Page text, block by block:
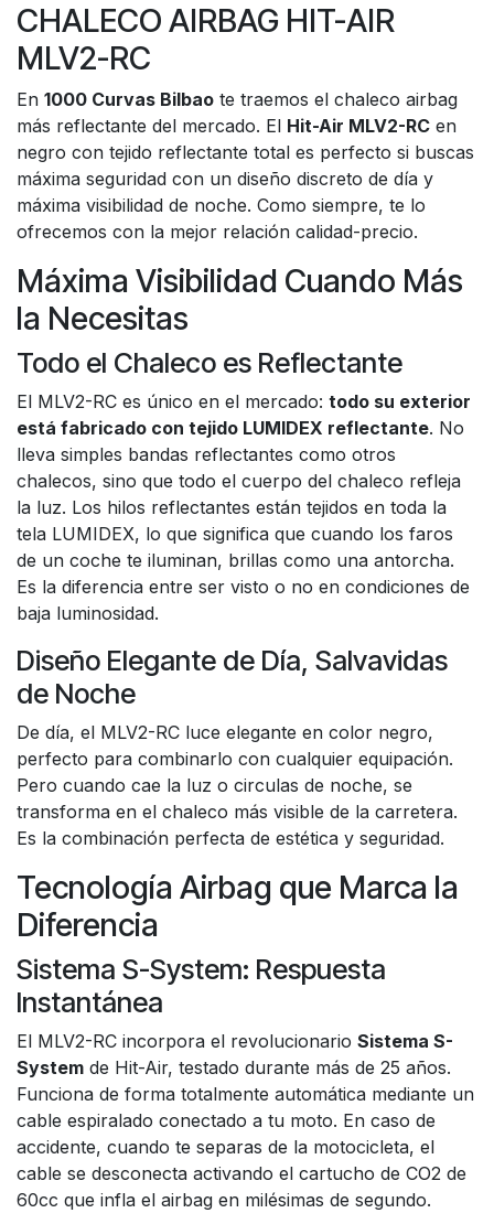
CHALECO AIRBAG HIT-AIR
MLV2-RC
En 1000 Curvas Bilbao te traemos el chaleco airbag
más reflectante del mercado. El Hit-Air MLV2-RC en
negro con tejido reflectante total es perfecto si buscas
máxima seguridad con un diseño discreto de día y
máxima visibilidad de noche. Como siempre, te lo
ofrecemos con la mejor relación calidad-precio.
Máxima Visibilidad Cuando Más
la Necesitas
Todo el Chaleco es Reflectante
El MLV2-RC es único en el mercado: todo su exterior
está fabricado con tejido LUMIDEX reflectante. No
lleva simples bandas reflectantes como otros
chalecos, sino que todo el cuerpo del chaleco refleja
la luz. Los hilos reflectantes están tejidos en toda la
tela LUMIDEX, lo que significa que cuando los faros
de un coche te iluminan, brillas como una antorcha.
Es la diferencia entre ser visto o no en condiciones de
baja luminosidad.
Diseño Elegante de Día, Salvavidas
de Noche
De día, el MLV2-RC luce elegante en color negro,
perfecto para combinarlo con cualquier equipación.
Pero cuando cae la luz o circulas de noche, se
transforma en el chaleco más visible de la carretera.
Es la combinación perfecta de estética y seguridad.
Tecnología Airbag que Marca la
Diferencia
Sistema S-System: Respuesta
Instantánea
El MLV2-RC incorpora el revolucionario Sistema S-
System de Hit-Air, testado durante más de 25 años.
Funciona de forma totalmente automática mediante un
cable espiralado conectado a tu moto. En caso de
accidente, cuando te separas de la motocicleta, el
cable se desconecta activando el cartucho de CO2 de
60cc que infla el airbag en milésimas de segundo.